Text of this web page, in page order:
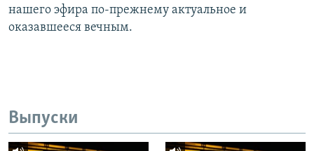
нашего эфира по-прежнему актуальное и
оказавшееся вечным.
Выпуски